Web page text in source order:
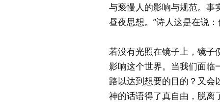
与亵慢人的影响与规范。事
昼夜思想。”诗人这是在说
若没有光照在镜子上，镜子
影响这个世界。当我们面临
路以达到想要的目的？又会
神的话语得了真自由，脱离